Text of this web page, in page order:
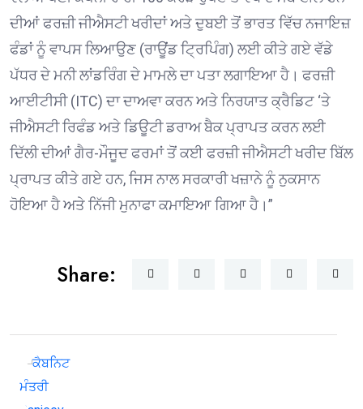
ਦੀਆਂ ਫਰਜ਼ੀ ਜੀਐਸਟੀ ਖਰੀਦਾਂ ਅਤੇ ਦੁਬਈ ਤੋਂ ਭਾਰਤ ਵਿੱਚ ਨਜਾਇਜ਼
ਫੰਡਾਂ ਨੂੰ ਵਾਪਸ ਲਿਆਉਣ (ਰਾਊਂਡ ਟ੍ਰਿਪਿੰਗ) ਲਈ ਕੀਤੇ ਗਏ ਵੱਡੇ
ਪੱਧਰ ਦੇ ਮਨੀ ਲਾਂਡਰਿੰਗ ਦੇ ਮਾਮਲੇ ਦਾ ਪਤਾ ਲਗਾਇਆ ਹੈ। ਫਰਜ਼ੀ
ਆਈਟੀਸੀ (ITC) ਦਾ ਦਾਅਵਾ ਕਰਨ ਅਤੇ ਨਿਰਯਾਤ ਕ੍ਰੈਡਿਟ ‘ਤੇ
ਜੀਐਸਟੀ ਰਿਫੰਡ ਅਤੇ ਡਿਊਟੀ ਡਰਾਅ ਬੈਕ ਪ੍ਰਾਪਤ ਕਰਨ ਲਈ
ਦਿੱਲੀ ਦੀਆਂ ਗੈਰ-ਮੌਜੂਦ ਫਰਮਾਂ ਤੋਂ ਕਈ ਫਰਜ਼ੀ ਜੀਐਸਟੀ ਖਰੀਦ ਬਿੱਲ
ਪ੍ਰਾਪਤ ਕੀਤੇ ਗਏ ਹਨ, ਜਿਸ ਨਾਲ ਸਰਕਾਰੀ ਖਜ਼ਾਨੇ ਨੂੰ ਨੁਕਸਾਨ
ਹੋਇਆ ਹੈ ਅਤੇ ਨਿੱਜੀ ਮੁਨਾਫਾ ਕਮਾਇਆ ਗਿਆ ਹੈ।”
Share: